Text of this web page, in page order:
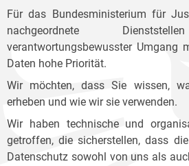
Für das Bundesministerium für
nachgeordnete
verantwortungsbewusster Umgang
Daten hohe Priorität.
Wir möchten, dass Sie wissen,
erheben und wie wir sie verwenden.
Wir haben technische und
getroffen, die sicherstellen, dass
Datenschutz sowohl von uns als